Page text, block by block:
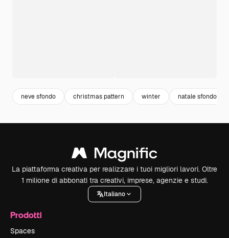
neve sfondo christmas pattern winter natale sfondo
La piattaforma creativa per realizzare i tuoi migliori lavori. Oltre
1 milione di abbonati tra creativi, imprese, agenzie e studi.
Italiano
Prodotti
Spaces